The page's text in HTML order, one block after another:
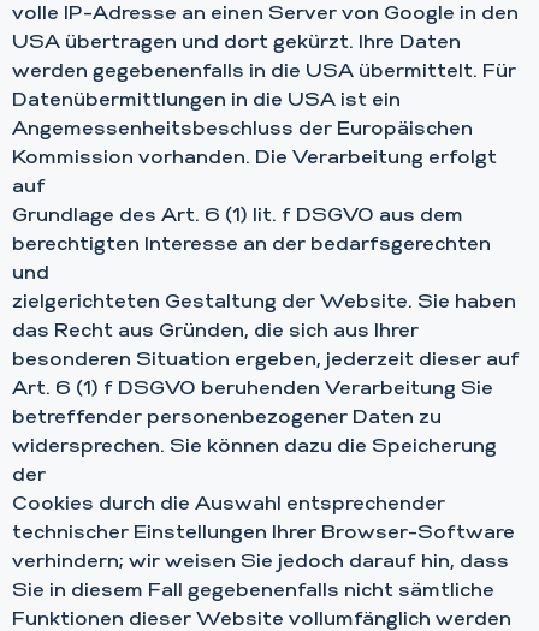
volle IP-Adresse an einen Server von Google in den
USA übertragen und dort gekürzt. Ihre Daten
werden gegebenenfalls in die USA übermittelt. Für
Datenübermittlungen in die USA ist ein
Angemessenheitsbeschluss der Europäischen
Kommission vorhanden. Die Verarbeitung erfolgt
auf
Grundlage des Art. 6 (1) lit. f DSGVO aus dem
berechtigten Interesse an der bedarfsgerechten
und
zielgerichteten Gestaltung der Website. Sie haben
das Recht aus Gründen, die sich aus Ihrer
besonderen Situation ergeben, jederzeit dieser auf
Art. 6 (1) f DSGVO beruhenden Verarbeitung Sie
betreffender personenbezogener Daten zu
widersprechen. Sie können dazu die Speicherung
der
Cookies durch die Auswahl entsprechender
technischer Einstellungen Ihrer Browser-Software
verhindern; wir weisen Sie jedoch darauf hin, dass
Sie in diesem Fall gegebenenfalls nicht sämtliche
Funktionen dieser Website vollumfänglich werden